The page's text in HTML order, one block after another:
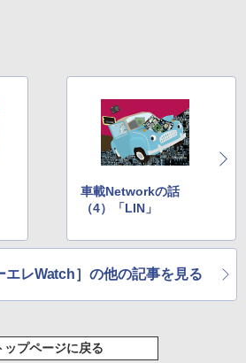
車載Networkの話
（4）「LIN」
エレWatch］の他の記事を見る
ップページに戻る